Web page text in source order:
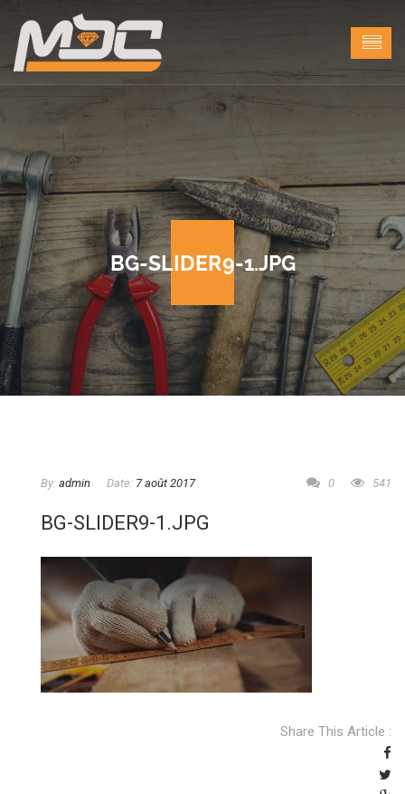
BG-SLIDER9-1.JPG
By: admin Date: 7 août 2017 0 541
BG-SLIDER9-1.JPG
Share This Article :